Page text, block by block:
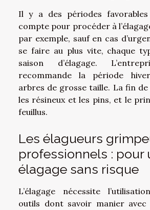
Il y a des périodes
compte pour procéder à
par exemple, sauf en cas
se faire au plus vite, chaque
saison d’élagage.
recommande la période
arbres de grosse taille. La fin de
les résineux et les pins, et le
feuillus.
Les élagueurs
professionnels : pour
élagage sans risque
L’élagage nécessite
outils dont savoir manier